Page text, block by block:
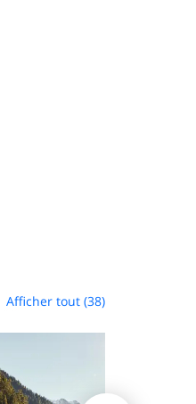
Afficher tout (38)